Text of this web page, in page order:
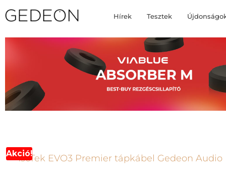
Hírek Tesztek
Akció!